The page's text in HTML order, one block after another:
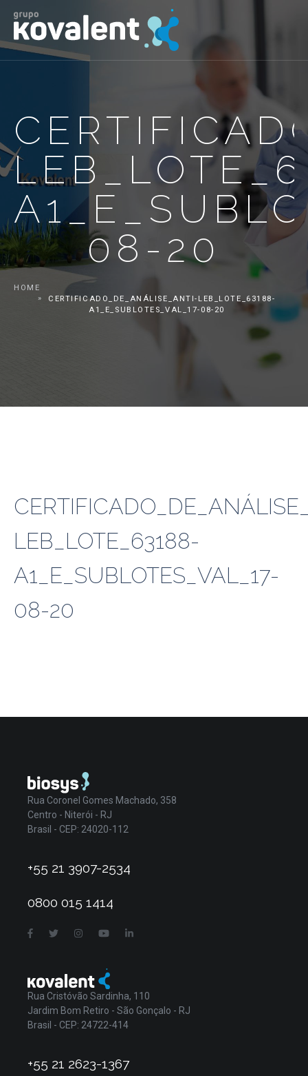
08-20
HOME
CERTIFICADO_DE_ANÁLISE_ANTI-LEB_LOTE_63188-
A1_E_SUBLOTES_VAL_17-08-20
LEB_LOTE_63188-
A1_E_SUBLOTES_VAL_17-
08-20
Rua Coronel Gomes Machado, 358
Centro - Niterói - RJ
Brasil - CEP: 24020-112
+55 21 3907-2534
0800 015 1414
Rua Cristóvão Sardinha, 110
Jardim Bom Retiro - São Gonçalo - RJ
Brasil - CEP: 24722-414
+55 21 2623-1367